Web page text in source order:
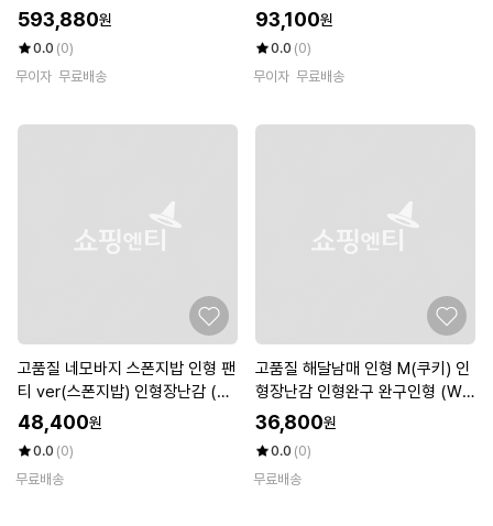
프리미엄건설차량15종 폴리스17
593,880원
0.0 (0)
무이자 무료배송
(WFKDRWT)
93,100원
0.0 (0)
무이자 무료배송
고품질 네모바지 스폰지밥 인형 팬
티 ver(스폰지밥) 인형장난감 (W
FKDRX3)
48,400원
0.0 (0)
무료배송
고품질 해달남매 인형 M(쿠키) 인
형장난감 인형완구 완구인형 (WF
KDRYZ)
36,800원
0.0 (0)
무료배송